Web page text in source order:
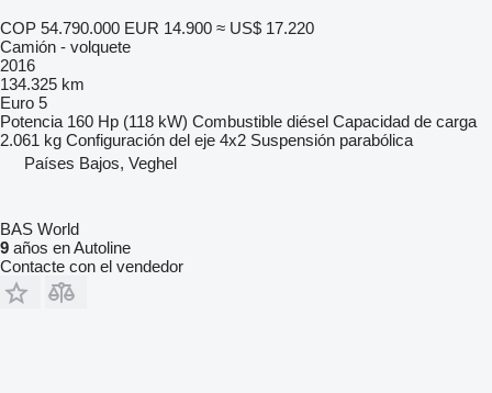
COP 54.790.000 EUR 14.900 ≈ US$ 17.220
Camión - volquete
2016
134.325 km
Euro 5
Potencia 160 Hp (118 kW) Combustible diésel Capacidad de carga
2.061 kg Configuración del eje 4x2 Suspensión parabólica
Países Bajos, Veghel
BAS World
9 años en Autoline
Contacte con el vendedor